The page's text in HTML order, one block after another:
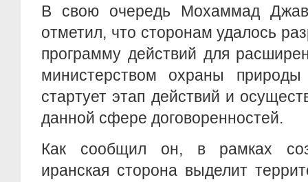
В свою очередь Мохаммад
отметил, что сторонам удалось
программу действий для
министерством охраны
стартует этап действий и
данной сфере договоренностей.
Как сообщил он, в рамках
иранская сторона выделит